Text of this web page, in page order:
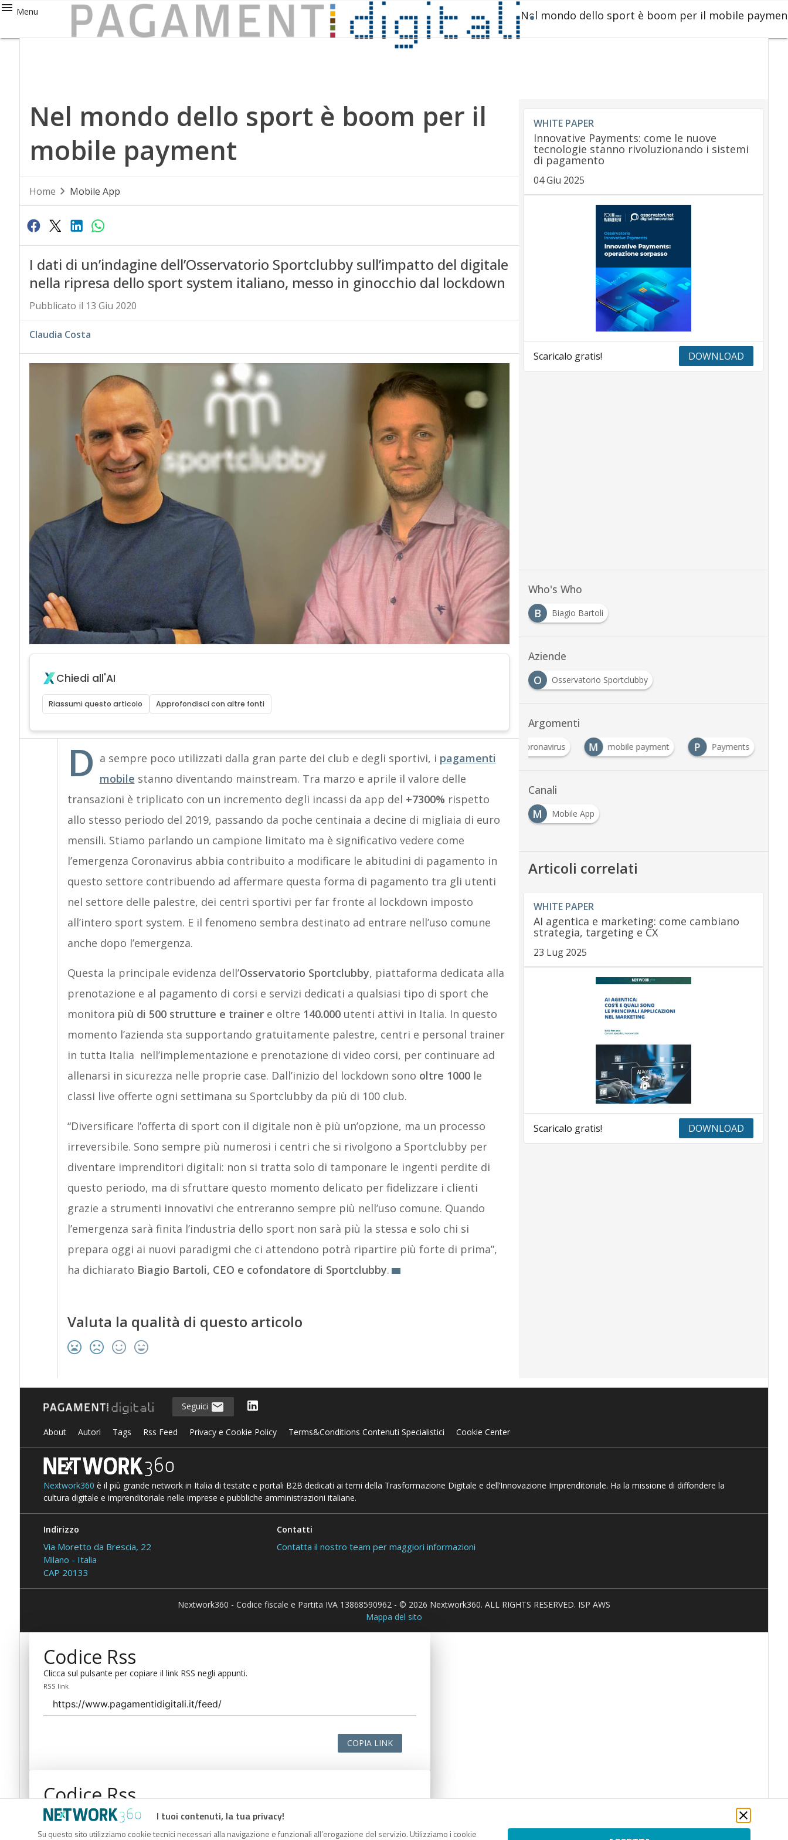
Menu Nel mondo dello sport è boom per il mobile
Nel mondo dello sport è boom per il
mobile payment
Home Mobile App
I dati di un’indagine dell’Osservatorio Sportclubby sull’impatto del digitale
nella ripresa dello sport system italiano, messo in ginocchio dal lockdown
Pubblicato il 13 Giu 2020
Claudia Costa
Chiedi all'AI
Riassumi questo articolo Approfondisci con altre fonti
D a sempre poco utilizzati dalla gran parte dei club e degli sportivi, i pagamenti
mobile stanno diventando mainstream. Tra marzo e aprile il valore delle
transazioni è triplicato con un incremento degli incassi da app del +7300% rispetto
allo stesso periodo del 2019, passando da poche centinaia a decine di migliaia di euro
mensili. Stiamo parlando un campione limitato ma è significativo vedere come
l’emergenza Coronavirus abbia contribuito a modificare le abitudini di pagamento in
questo settore contribuendo ad affermare questa forma di pagamento tra gli utenti
nel settore delle palestre, dei centri sportivi per far fronte al lockdown imposto
all’intero sport system. E il fenomeno sembra destinato ad entrare nell’uso comune
anche dopo l’emergenza.
Questa la principale evidenza dell’Osservatorio Sportclubby, piattaforma dedicata alla
prenotazione e al pagamento di corsi e servizi dedicati a qualsiasi tipo di sport che
monitora più di 500 strutture e trainer e oltre 140.000utenti attivi in Italia. In questo
momento l’azienda sta supportando gratuitamente palestre, centri e personal trainer
in tutta Italia nell’implementazione e prenotazione di video corsi, per continuare ad
allenarsi in sicurezza nelle proprie case. Dall’inizio del lockdown sono oltre 1000le
classi live offerte ogni settimana su Sportclubby da più di 100 club.
“Diversificare l’offerta di sport con il digitale non è più un’opzione, ma un processo
irreversibile. Sono sempre più numerosi i centri che si rivolgono a Sportclubby per
diventare imprenditori digitali: non si tratta solo di tamponare le ingenti perdite di
questo periodo, ma di sfruttare questo momento delicato per fidelizzare i clienti
grazie a strumenti innovativi che entreranno sempre più nell’uso comune. Quando
l’emergenza sarà finita l’industria dello sport non sarà più la stessa e solo chi si
prepara oggi ai nuovi paradigmi che ci attendono potrà ripartire più forte di prima”,
ha dichiarato Biagio Bartoli, CEO e cofondatore di Sportclubby.
Valuta la qualità di questo articolo
WHITE PAPER
Innovative Payments: come le nuove
tecnologie stanno rivoluzionando i sistemi
di pagamento
04 Giu 2025
Scaricalo gratis! DOWNLOAD
Who's Who
B
Biagio Bartoli
Aziende
O
Osservatorio Sportclubby
Argomenti
coronavirus M mobile payment P Payments
Canali
M
Mobile App
Articoli correlati
WHITE PAPER
AI agentica e marketing: come cambiano
strategia, targeting e CX
23 Lug 2025
Scaricalo gratis! DOWNLOAD
I tuoi contenuti, la tua privacy!
Su questo sito utilizziamo cookie tecnici necessari alla navigazione e funzionali all’erogazione del servizio. Utilizziamo i cookie
Seguici
About Autori Tags Rss Feed Privacy e Cookie Policy Terms&Conditions Contenuti Specialistici Cookie Center
Nextwork360 è il più grande network in Italia di testate e portali B2B dedicati ai temi della Trasformazione Digitale e dell’Innovazione Imprenditoriale. Ha la missione di diffondere la
cultura digitale e imprenditoriale nelle imprese e pubbliche amministrazioni italiane.
Indirizzo
Via Moretto da Brescia, 22
Milano - Italia
CAP 20133
Contatti
Contatta il nostro team per maggiori informazioni
Nextwork360 - Codice fiscale e Partita IVA 13868590962 - © 2026 Nextwork360. ALL RIGHTS RESERVED. ISP AWS
Mappa del sito
Codice Rss
Clicca sul pulsante per copiare il link RSS negli appunti.
RSS link
COPIA LINK
Codice Rss
Clicca sul pulsante per copiare il link RSS negli appunti.
RSS link